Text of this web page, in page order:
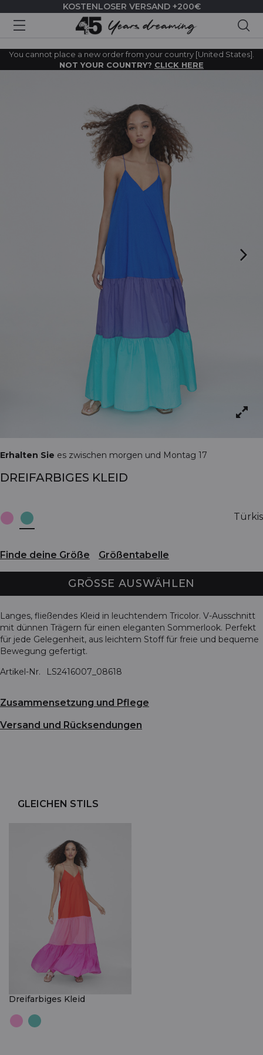
KOSTENLOSER VERSAND +200€
You cannot place a new order from your country [United States].
NOT YOUR COUNTRY? CLICK HERE
Erhalten Sie es zwischen morgen und Montag 17
DREIFARBIGES KLEID
Türkis
Finde deine Größe Größentabelle
GRÖSSE AUSWÄHLEN
Langes, fließendes Kleid in leuchtendem Tricolor. V-Ausschnitt
mit dünnen Trägern für einen eleganten Sommerlook. Perfekt
für jede Gelegenheit, aus leichtem Stoff für freie und bequeme
Bewegung gefertigt.
Artikel-Nr.
LS2416007_08618
Zusammensetzung und Pflege
Versand und Rücksendungen
GLEICHEN STILS
Dreifarbiges Kleid